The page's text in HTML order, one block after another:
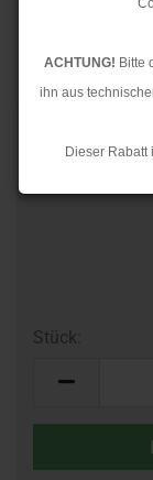
ACHTUNG! Bitte
ihn aus
Dieser Rabatt
Ab dem
Stück: